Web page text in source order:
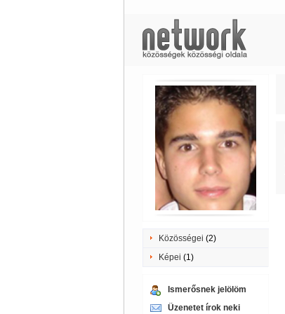
Közösségei (2)
Képei (1)
Ismerősnek jelölöm
Üzenetet írok neki